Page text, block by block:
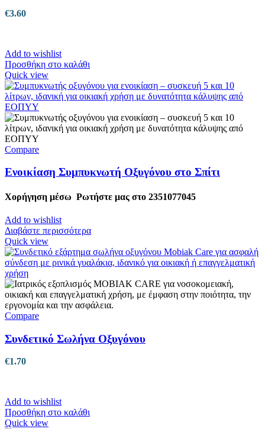
€3.60
Add to wishlist
Προσθήκη στο καλάθι
Quick view
Compare
Ενοικίαση Συμπυκνωτή Οξυγόνου στο Σπίτι
Χορήγηση μέσω Ρωτήστε μας στο 2351077045
Add to wishlist
Διαβάστε περισσότερα
Quick view
Compare
Συνδετικό Σωλήνα Οξυγόνου
€1.70
Add to wishlist
Προσθήκη στο καλάθι
Quick view